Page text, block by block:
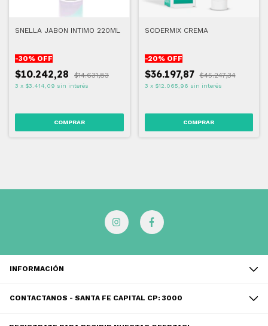
SNELLA JABON INTIMO 220ML
-30% OFF
$10.242,28 $14.631,83
3 x $3.414,09 sin interés
SODERMIX CREMA
-20% OFF
$36.197,87 $45.247,34
3 x $12.065,96 sin interés
INFORMACIÓN
CONTACTANOS - SANTA FE CAPITAL CP: 3000